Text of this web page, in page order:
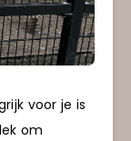
voor je is
om